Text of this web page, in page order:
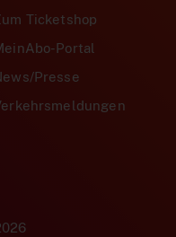
Ticketshop
Portal
Presse